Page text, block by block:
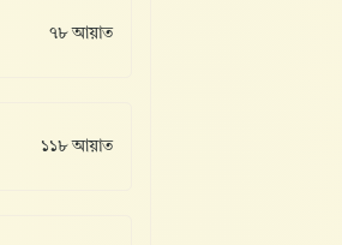
৭৮ আয়াত
১১৮ আয়াত